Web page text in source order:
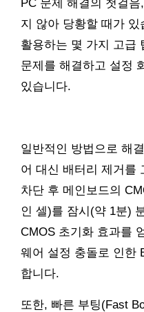
PC 문제 해결의 첫걸
지 않아 당황할 때가
활용하는 몇 가지 고급
문제를 해결하고 설정
있습니다.
일반적인 방법으로 해
어 대신 배터리 제거를
차단 후 메인보드의
인 셀)를 잠시(약 1분)
CMOS 초기화 효과를
웨어 설정 충돌로 인한
합니다.
또한, 빠른 부팅(Fast